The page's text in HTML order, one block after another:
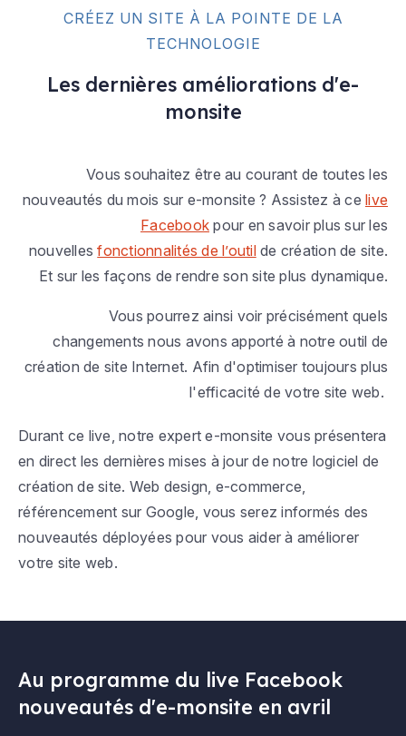
CRÉEZ UN SITE À LA POINTE DE LA
TECHNOLOGIE
Les dernières améliorations d'e-
monsite
Vous souhaitez être au courant de toutes les
nouveautés du mois sur e-monsite ? Assistez à ce live
Facebook pour en savoir plus sur les
nouvellesfonctionnalités de l’outilde création de site.
Et sur les façons de rendre son site plus dynamique.
Vous pourrez ainsi voir précisément quels
changements nous avons apporté à notre outil de
création de site Internet. Afin d'optimiser toujours plus
l'efficacité de votre site web.
Durant ce live, notre expert e-monsite vous présentera
en direct les dernières mises à jour de notre logiciel de
création de site. Web design, e-commerce,
référencement sur Google, vous serez informés des
nouveautés déployées pour vous aider à améliorer
votre site web.
Au programme du live Facebook
nouveautés d'e-monsite en avril